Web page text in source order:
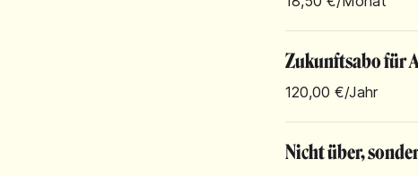
Zukunftsabo für
120,00 €/Jahr
Nicht über,